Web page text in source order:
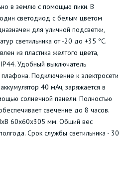
в землю с помощью пики. В
один светодиод с белым цветом
для уличной подсветки,
светильника от -20 до +35 °С.
из пластика желтого цвета,
Удобный выключатель
Подключение к электросети
40 мАч, заряжается в
солнечной панели. Полностью
свечение до 8 часов.
60х60х305 мм. Общий вес
Срок службы светильника - 30